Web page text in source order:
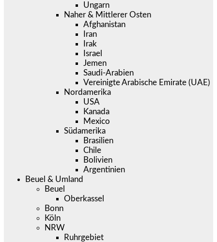
Ungarn
Naher & Mittlerer Osten
Afghanistan
Iran
Irak
Israel
Jemen
Saudi-Arabien
Vereinigte Arabische Emirate (UAE)
Nordamerika
USA
Kanada
Mexico
Südamerika
Brasilien
Chile
Bolivien
Argentinien
Beuel & Umland
Beuel
Oberkassel
Bonn
Köln
NRW
Ruhrgebiet